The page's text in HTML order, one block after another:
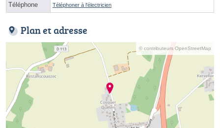
Téléphone Téléphoner à l'électricien
Plan et adresse
© contributeurs OpenStreetMap